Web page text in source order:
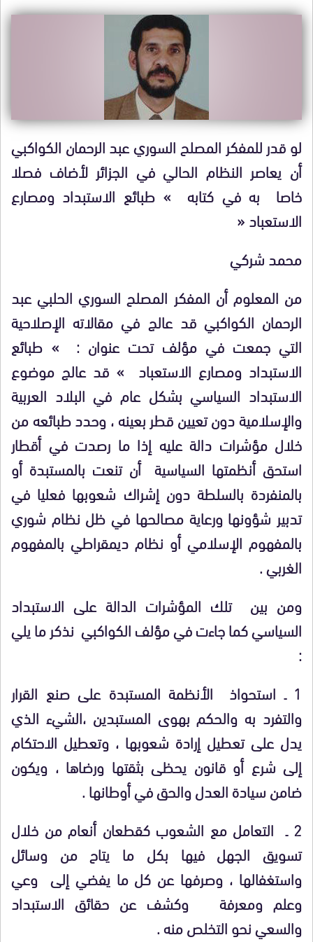
لو قدر للمفكر المصلح السوري عبد الرحمان الكواكبي
أن يعاصر النظام الحالي في الجزائر لأضاف فصلا
خاصا به في كتابه » طبائع الاستبداد ومصارع
الاستعباد «
محمد شركي
من المعلوم أن المفكر المصلح السوري الحلبي عبد
الرحمان الكواكبي قد عالج في مقالاته الإصلاحية
التي جمعت في مؤلف تحت عنوان : » طبائع
الاستبداد ومصارع الاستعباد » قد عالج موضوع
الاستبداد السياسي بشكل عام في البلاد العربية
والإسلامية دون تعيين قطر بعينه ، وحدد طبائعه من
خلال مؤشرات دالة عليه إذا ما رصدت في أقطار
استحق أنظمتها السياسية أن تنعت بالمستبدة أو
بالمنفردة بالسلطة دون إشراك شعوبها فعليا في
تدبير شؤونها ورعاية مصالحها في ظل نظام شوري
بالمفهوم الإسلامي أو نظام ديمقراطي بالمفهوم
الغربي .
ومن بين تلك المؤشرات الدالة على الاستبداد
السياسي كما جاءت في مؤلف الكواكبي نذكر ما يلي
:
1 ـ استحواذ الأنظمة المستبدة على صنع القرار
والتفرد به والحكم بهوى المستبدين ،الشيء الذي
يدل على تعطيل إرادة شعوبها ، وتعطيل الاحتكام
إلى شرع أو قانون يحظى بثقتها ورضاها ، ويكون
ضامن سيادة العدل والحق في أوطانها .
2 ـ التعامل مع الشعوب كقطعان أنعام من خلال
تسويق الجهل فيها بكل ما يتاح من وسائل
واستغفالها ، وصرفها عن كل ما يفضي إلى وعي
وعلم ومعرفة وكشف عن حقائق الاستبداد
والسعي نحو التخلص منه .